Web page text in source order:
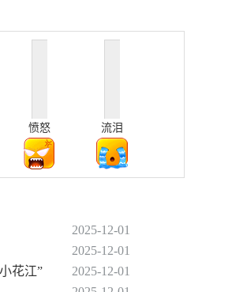
愤怒 流泪
2025-12-01
2025-12-01
花江”
2025-12-01